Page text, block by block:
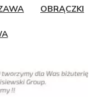
OBRĄCZKI